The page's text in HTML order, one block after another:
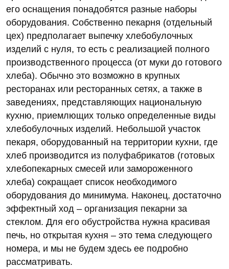
его оснащения понадобятся разные наборы
оборудования. Собственно пекарня (отдельный
цех) предполагает выпечку хлебобулочных
изделий с нуля, то есть с реализацией полного
производственного процесса (от муки до готового
хлеба). Обычно это возможно в крупных
ресторанах или ресторанных сетях, а также в
заведениях, представляющих национальную
кухню, приемлющих только определенные виды
хлебобулочных изделий. Небольшой участок
пекаря, оборудованный на территории кухни, где
хлеб производится из полуфабрикатов (готовых
хлебопекарных смесей или замороженного
хлеба) сокращает список необходимого
оборудования до минимума. Наконец, достаточно
эффектный ход – организация пекарни за
стеклом. Для его обустройства нужна красивая
печь, но открытая кухня – это тема следующего
номера, и мы не будем здесь ее подробно
рассматривать.